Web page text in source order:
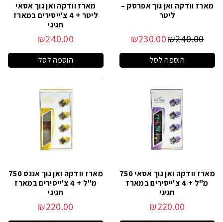
מארז וודקה ואן גוך אפרסק –
ליטר
₪240.00
₪230.00
הוספה לסל
מארז וודקה ואן גוך אסאי
ליטר + 4 צ'ייסירים במארז
חגיגי
₪240.00
הוספה לסל
מארז וודקה ואן גוך אסאי 750
מ"ל + 4 צ'ייסירים במארז
חגיגי
₪220.00
מארז וודקה ואן גוך אננס 750
מ"ל + 4 צ'ייסירים במארז
חגיגי
₪220.00